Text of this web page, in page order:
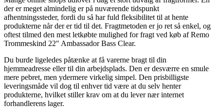
der er meget almindelig er på nuværende tidspunkt
afhentningssteder, fordi du så har fuld fleksibilitet til at hente
produkterne når der er tid til det. Fragtmetoden er jo ret så enkel, og
oftest tilmed den mest letkøbte mulighed for fragt ved køb af Remo
Trommeskind 22″ Ambassador Bass Clear.
Du burde ligeledes påtænke at få varerne bragt til din
hjemmeadresse eller til din arbejdsplads. Den er desværre en smule
mere pebret, men ydermere virkelig simpel. Den prisbilligste
leveringsmåde vil dog til enhver tid være at du selv henter
produkterne, hvilket stiller krav om at du lever nær internet
forhandlerens lager.